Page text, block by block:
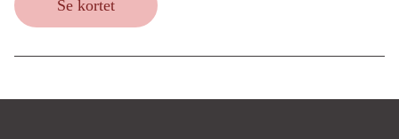
Se kortet